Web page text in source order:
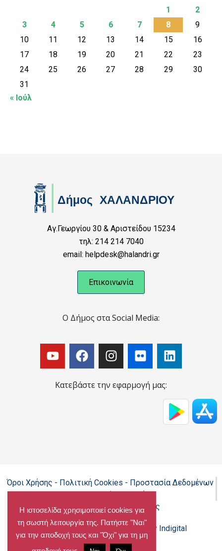
1
2
3
4 5 6 7 8
9
10
11 12 13 14 15
16
17
18 19 20 21 22
23
24
25 26 27 28 29
30
31
« Ιούλ
Αγ.Γεωργίου 30 & Αριστείδου 15234
τηλ: 214 214 7040
email: helpdesk@halandri.gr
Επικοινωνία
Ο Δήμος στα Social Media:
Κατεβάστε την εφαρμογή μας:
Όροι Χρήσης - Πολιτική Cookies - Προστασία Δεδομένων
Προσωπικού Χαρακτήρα
Δήλωση προσβασιμότητας
Copyright@chalandri.gr Powered by Indigital
Η ιστοσελίδα χρησιμοποιεί cookies για
τη σωστή λειτουργία της. Πατήστε "Ναι"
για την αποδοχή τους και "Όχι" για τη μη